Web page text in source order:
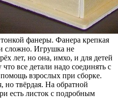
фанеры. Фанера крепкая
сложно. Игрушка не
лет, но она, имхо, и для детей
все детали надо соединять с
взрослых при сборке.
но твёрдая. На обратной
есть листок с подробным